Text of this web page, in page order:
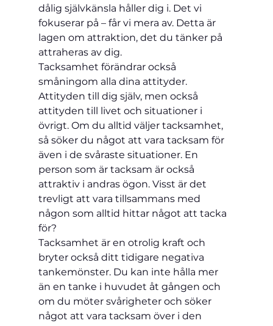
dålig självkänsla håller dig i. Det vi
fokuserar på – får vi mera av. Detta är
lagen om attraktion, det du tänker på
attraheras av dig.
Tacksamhet förändrar också
småningom alla dina attityder.
Attityden till dig själv, men också
attityden till livet och situationer i
övrigt. Om du alltid väljer tacksamhet,
så söker du något att vara tacksam för
även i de svåraste situationer. En
person som är tacksam är också
attraktiv i andras ögon. Visst är det
trevligt att vara tillsammans med
någon som alltid hittar något att tacka
för?
Tacksamhet är en otrolig kraft och
bryter också ditt tidigare negativa
tankemönster. Du kan inte hålla mer
än en tanke i huvudet åt gången och
om du möter svårigheter och söker
något att vara tacksam över i den